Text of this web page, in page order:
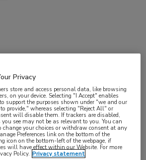
kwetsbare patiënten zoals
Privacy
store and access personal data, like browsing
on your device. Selecting "I Accept" enables
support the purposes shown under "we and our
provide," whereas selecting "Reject All" or
will disable them. If trackers are disabled,
see may not be as relevant to you. You can
change your choices or withdraw consent at any
Preferences link on the bottom of the
icon on the bottom-left of the webpage, if
will have effect within our Website. For more
Policy. Privacy statement